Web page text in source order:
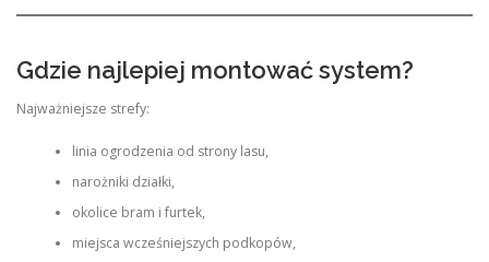
Gdzie najlepiej montować system?
Najważniejsze strefy:
linia ogrodzenia od strony lasu,
narożniki działki,
okolice bram i furtek,
miejsca wcześniejszych podkopów,